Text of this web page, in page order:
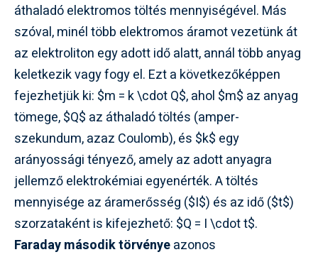
áthaladó elektromos töltés mennyiségével. Más
szóval, minél több elektromos áramot vezetünk át
az elektroliton egy adott idő alatt, annál több anyag
keletkezik vagy fogy el. Ezt a következőképpen
fejezhetjük ki: $m = k \cdot Q$, ahol $m$ az anyag
tömege, $Q$ az áthaladó töltés (amper-
szekundum, azaz Coulomb), és $k$ egy
arányossági tényező, amely az adott anyagra
jellemző elektrokémiai egyenérték. A töltés
mennyisége az áramerősség ($I$) és az idő ($t$)
szorzataként is kifejezhető: $Q = I \cdot t$.
Faraday második törvényeazonos